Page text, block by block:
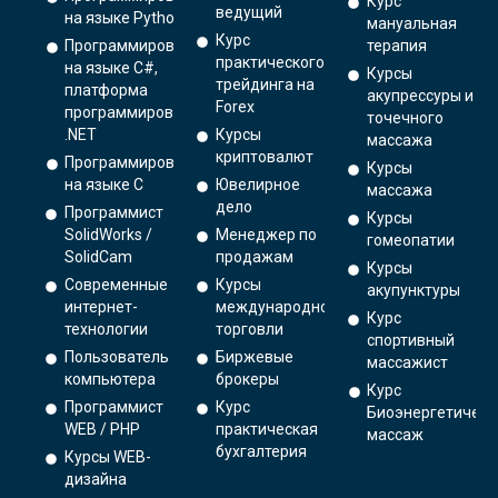
на языке Python.
Программирование
на языке C#,
платформа
программирования
.NET
Программирование
на языке С
Программист
SolidWorks /
SolidCam
Современные
интернет-
технологии
Пользователь
компьютера
Программист
WEB / PHP
Курсы WEB-
дизайна
ведущий
Курс
практического
трейдинга на
Forex
Курсы
криптовалют
Ювелирное
дело
Менеджер по
продажам
Курсы
международной
торговли
Биржевые
брокеры
Курс
практическая
бухгалтерия
мануальная
терапия
Курсы
акупрессуры и
точечного
массажа
Курсы
массажа
Курсы
гомеопатии
Курсы
акупунктуры
Курс
спортивный
массажист
Курс
массаж